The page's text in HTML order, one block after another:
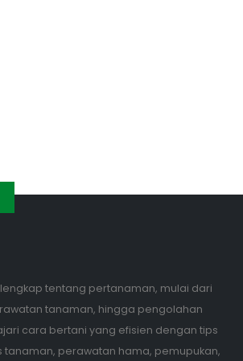
tentang pertanaman, mulai dari
tanaman, hingga pengolahan
cara bertani yang efisien dengan tips
tanaman, perawatan hama, pemupukan,